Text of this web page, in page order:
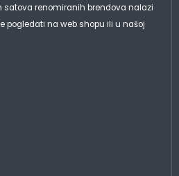
satova renomiranih brendova nalazi
pogledati na web shopu ili u našoj